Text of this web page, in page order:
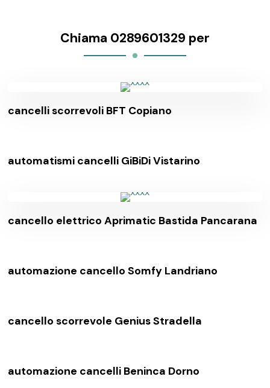
Chiama 0289601329 per
cancelli scorrevoli BFT Copiano
automatismi cancelli GiBiDi Vistarino
cancello elettrico Aprimatic Bastida Pancarana
automazione cancello Somfy Landriano
cancello scorrevole Genius Stradella
automazione cancelli Beninca Dorno